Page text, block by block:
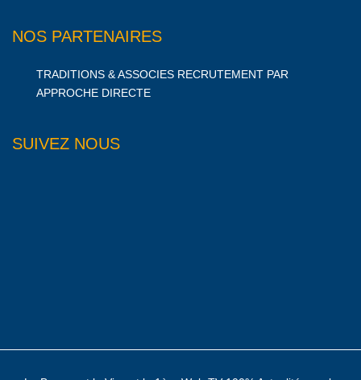
NOS PARTENAIRES
TRADITIONS & ASSOCIES RECRUTEMENT PAR
APPROCHE DIRECTE
SUIVEZ NOUS